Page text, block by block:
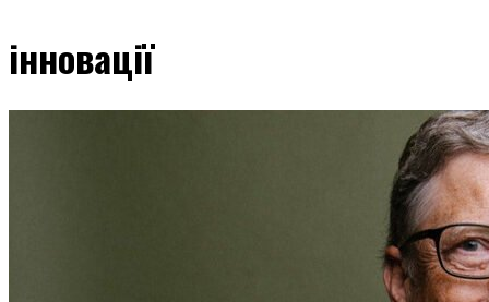
інновації